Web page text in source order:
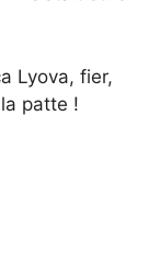
Lyova, fier,
patte !